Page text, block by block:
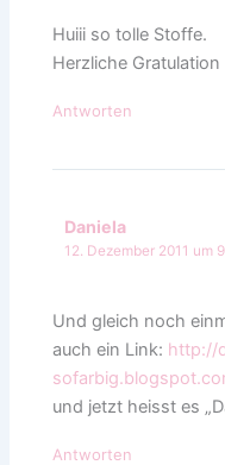
Huiii so tolle Stoffe.
Herzliche
Antworten
Daniela
12. Dezember 2011 um
Und gleich noch
auch ein Link: http://
und jetzt heisst es
Antworten